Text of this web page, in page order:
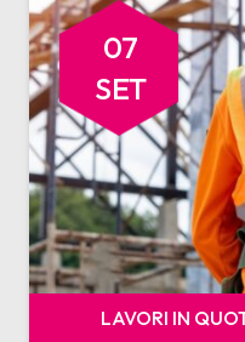
07
SET
LAVORI IN